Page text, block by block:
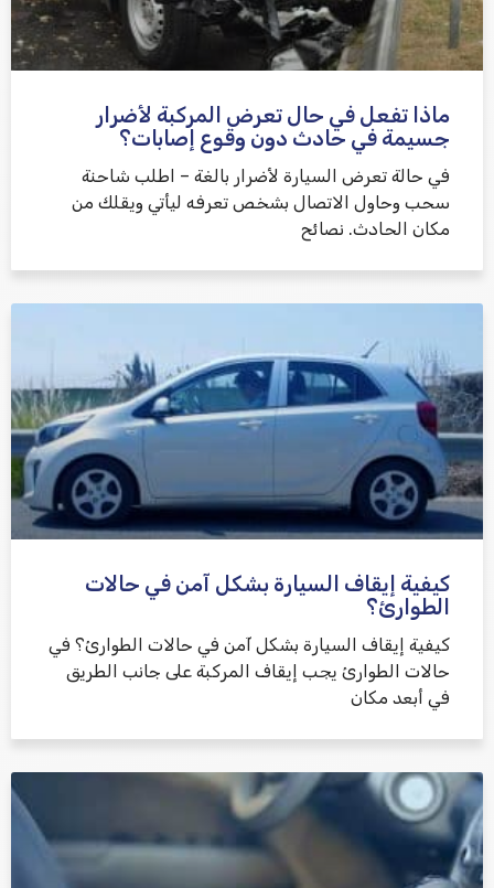
ماذا تفعل في حال تعرض المركبة لأضرار
جسيمة في حادث دون وقوع إصابات؟
في حالة تعرض السيارة لأضرار بالغة – اطلب شاحنة
سحب وحاول الاتصال بشخص تعرفه ليأتي ويقلك من
مكان الحادث. نصائح
كيفية إيقاف السيارة بشكل آمن في حالات
الطوارئ؟
كيفية إيقاف السيارة بشكل آمن في حالات الطوارئ؟ في
حالات الطوارئ يجب إيقاف المركبة على جانب الطريق
في أبعد مكان